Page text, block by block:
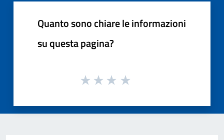
Quanto sono chiare le informazioni
su questa pagina?